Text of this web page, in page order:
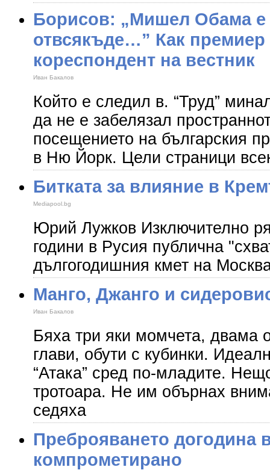
Борисов: „Мишел Обама е
отвсякъде…” Как премиер
кореспондент на вестник
Иван Бакалов
Който е следил в. “Труд”
да не е забелязал
посещението на българския
в Ню Йорк. Цели страници
Битката за влияние в
Mediapool.bg
Юрий Лужков Изключително
години в Русия публична
дългогодишния кмет на
Манго, Джанго и
Иван Бакалов
Бяха три яки момчета, двама
глави, обути с кубинки.
“Атака” сред по-младите.
тротоара. Не им обърнах
седяха
Преброяването догодина
компрометирано